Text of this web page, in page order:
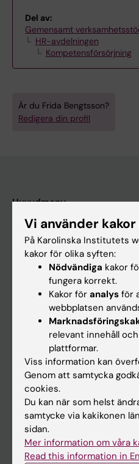
Del av:
Gemensamt
HR-avdelningen
Kompetensförsörjning
Är du Frida Bengtsson?
Redigera din profil
Huvudmeny
Utbildning
Forskarutbildning
Forskning
På gång
Kalender
Student
Ladok
Canvas
Schema
Vi använder
På Karolinska Institutets
kakor för olika syften:
Nödvändiga kakor
fungera korrekt.
Kakor för analys för
webbplatsen
relevant innehåll
plattformar.
Viss information kan
Genom att samtycka
cookies.
Du kan när som helst
samtycke via kakikonen
sidan.
Mer information om våra
Read this information in